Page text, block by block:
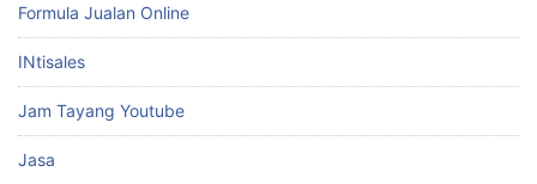
Formula Jualan Online
INtisales
Jam Tayang Youtube
Jasa